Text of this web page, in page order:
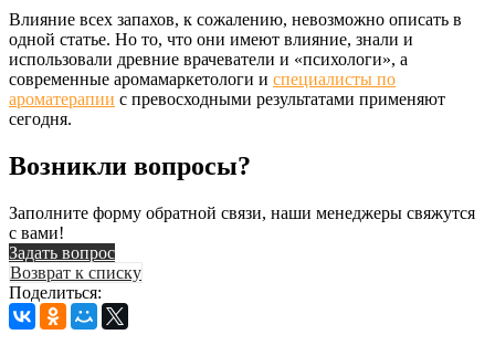
Влияние всех запахов, к сожалению, невозможно описать в
одной статье. Но то, что они имеют влияние, знали и
использовали древние врачеватели и «психологи», а
современные аромамаркетологи и специалисты по
ароматерапии с превосходными результатами применяют
сегодня.
Возникли вопросы?
Заполните форму обратной связи, наши менеджеры свяжутся
с вами!
Задать вопрос
Возврат к списку
Поделиться: